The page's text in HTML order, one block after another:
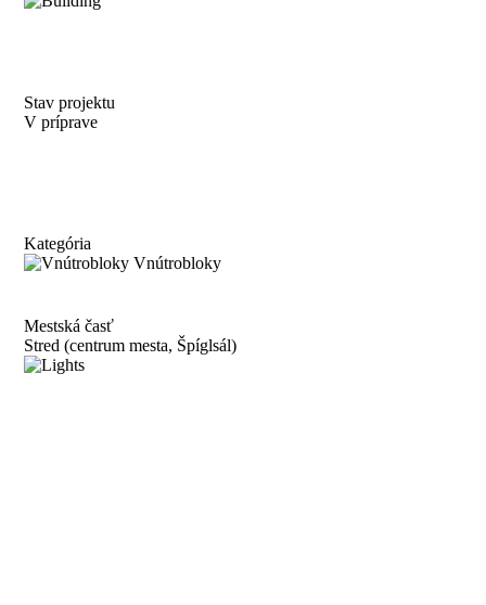
Stav projektu
V príprave
Kategória
Vnútrobloky
Mestská časť
Stred (centrum mesta, Špíglsál)